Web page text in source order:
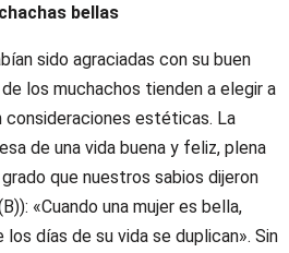
bellas
sido agraciadas con su buen
los muchachos tienden a elegir a
consideraciones estéticas. La
de una vida buena y feliz, plena
que nuestros sabios dijeron
«Cuando una mujer es bella,
los días de su vida se duplican». Sin